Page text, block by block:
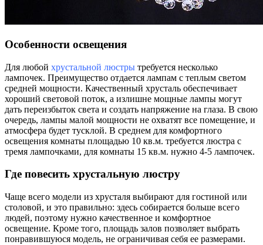
Особенности освещения
Для любой хрустальной люстры требуется несколько
лампочек. Преимущество отдается лампам с теплым светом
средней мощности. Качественный хрусталь обеспечивает
хороший световой поток, а излишне мощные лампы могут
дать переизбыток света и создать напряжение на глаза. В свою
очередь, лампы малой мощности не охватят все помещение, и
атмосфера будет тусклой. В среднем для комфортного
освещения комнаты площадью 10 кв.м. требуется люстра с
тремя лампочками, для комнаты 15 кв.м. нужно 4-5 лампочек.
Где повесить хрустальную люстру
Чаще всего модели из хрусталя выбирают для гостиной или
столовой, и это правильно: здесь собирается больше всего
людей, поэтому нужно качественное и комфортное
освещение. Кроме того, площадь залов позволяет выбрать
понравившуюся модель, не ограничивая себя ее размерами.